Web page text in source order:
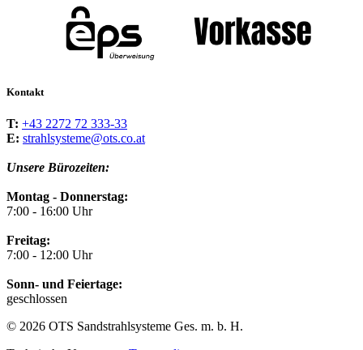
Kontakt
T: +43 2272 72 333-33
E: strahlsysteme@ots.co.at
Unsere Bürozeiten:
Montag - Donnerstag:
7:00 - 16:00 Uhr
Freitag:
7:00 - 12:00 Uhr
Sonn- und Feiertage:
geschlossen
© 2026 OTS Sandstrahlsysteme Ges. m. b. H.